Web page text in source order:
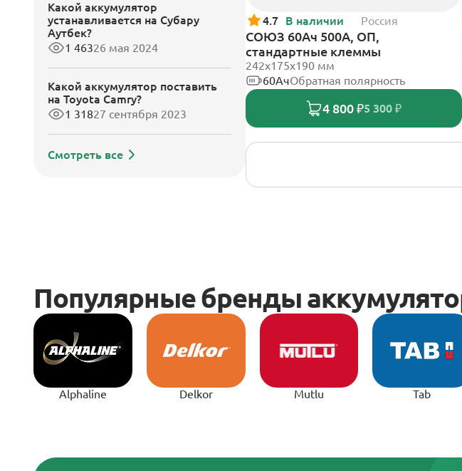
Какой аккумулятор
устанавливается на Субару
Аутбек?
1 46326 мая 2024
Какой аккумулятор поставить
на Toyota Camry?
1 31827 сентября 2023
Смотреть все
4.7 В наличии Россия
СОЮЗ 60Ач 500А, ОП,
стандартные клеммы
242x175x190 мм
60АчОбратная полярность
4 800 ₽5 300 ₽
Alphaline Delkor Mutlu Tab